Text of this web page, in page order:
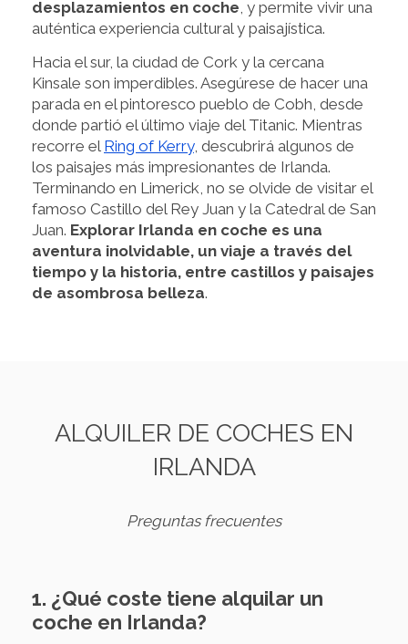
desplazamientos en coche , y permite vivir una
auténtica experiencia cultural y paisajística.
Hacia el sur, la ciudad de Cork y la cercana
Kinsale son imperdibles. Asegúrese de hacer una
parada en el pintoresco pueblo de Cobh, desde
donde partió el último viaje del Titanic. Mientras
recorre el Ring of Kerry, descubrirá algunos de
los paisajes más impresionantes de Irlanda.
Terminando en Limerick, no se olvide de visitar el
famoso Castillo del Rey Juan y la Catedral de San
Juan. Explorar Irlanda en coche es una
aventura inolvidable, un viaje a través del
tiempo y la historia, entre castillos y paisajes
de asombrosa belleza.
ALQUILER DE COCHES EN
IRLANDA
Preguntas frecuentes
1. ¿Qué coste tiene alquilar un
coche en Irlanda?